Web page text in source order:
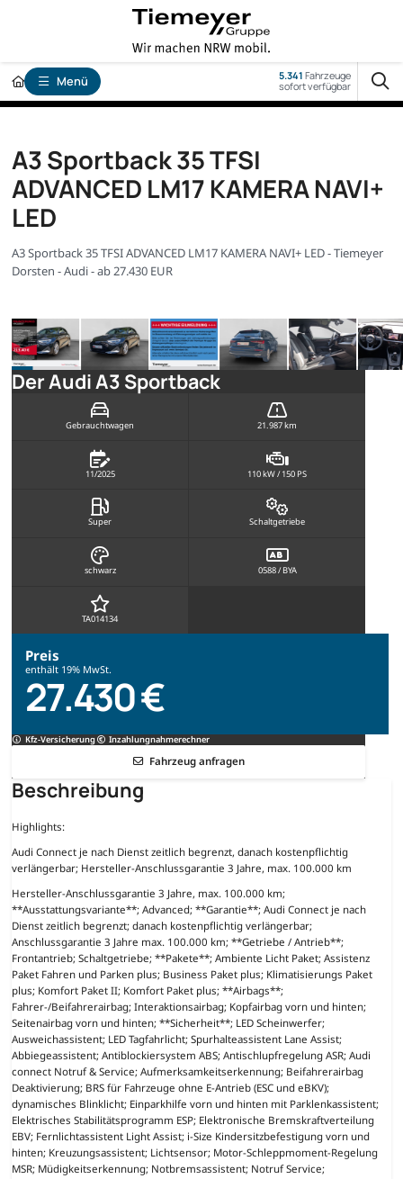
Menü 5.341 Fahrzeuge
sofort verfügbar
A3 Sportback 35 TFSI
ADVANCED LM17 KAMERA NAVI+
LED
A3 Sportback 35 TFSI ADVANCED LM17 KAMERA NAVI+ LED - Tiemeyer
Dorsten - Audi - ab 27.430 EUR
Der Audi A3 Sportback
Gebrauchtwagen 21.987 km
11/2025 110 kW / 150 PS
Super Schaltgetriebe
schwarz 0588 / BYA
TA014134
Preis
enthält 19% MwSt.
27.430 €
Kfz-Versicherung Inzahlungnahmerechner
Fahrzeug anfragen
Beschreibung
Highlights:
Audi Connect je nach Dienst zeitlich begrenzt, danach kostenpflichtig
verlängerbar; Hersteller-Anschlussgarantie 3 Jahre, max. 100.000 km
Hersteller-Anschlussgarantie 3 Jahre, max. 100.000 km;
**Ausstattungsvariante**; Advanced; **Garantie**; Audi Connect je nach
Dienst zeitlich begrenzt; danach kostenpflichtig verlängerbar;
Anschlussgarantie 3 Jahre max. 100.000 km; **Getriebe / Antrieb**;
Frontantrieb; Schaltgetriebe; **Pakete**; Ambiente Licht Paket; Assistenz
Paket Fahren und Parken plus; Business Paket plus; Klimatisierungs Paket
plus; Komfort Paket II; Komfort Paket plus; **Airbags**;
Fahrer-/Beifahrerairbag; Interaktionsairbag; Kopfairbag vorn und hinten;
Seitenairbag vorn und hinten; **Sicherheit**; LED Scheinwerfer;
Ausweichassistent; LED Tagfahrlicht; Spurhalteassistent Lane Assist;
Abbiegeassistent; Antiblockiersystem ABS; Antischlupfregelung ASR; Audi
connect Notruf & Service; Aufmerksamkeitserkennung; Beifahrerairbag
Deaktivierung; BRS für Fahrzeuge ohne E-Antrieb (ESC und eBKV);
dynamisches Blinklicht; Einparkhilfe vorn und hinten mit Parklenkassistent;
Elektrisches Stabilitätsprogramm ESP; Elektronische Bremskraftverteilung
EBV; Fernlichtassistent Light Assist; i-Size Kindersitzbefestigung vorn und
hinten; Kreuzungsassistent; Lichtsensor; Motor-Schleppmoment-Regelung
MSR; Müdigkeitserkennung; Notbremsassistent; Notruf Service;